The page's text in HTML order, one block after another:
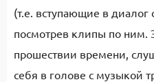
(т.е. вступающие в диалог
посмотрев клипы по ним.
прошествии времени,
себя в голове с музыкой